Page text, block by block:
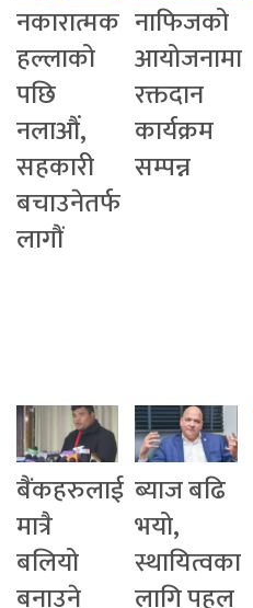
नकारात्मक
हल्लाको
पछि
नलाऔं,
सहकारी
बचाउनेतर्फ
लागौं
नाफिजको
आयोजनामा
रक्तदान
कार्यक्रम
सम्पन्न
बैंकहरुलाई
मात्रै
बलियो
बनाउने
ब्याज बढि
भयो,
स्थायित्वका
लागि पहल